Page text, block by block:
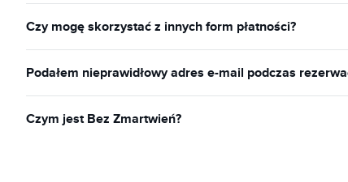
Czy mogę skorzystać z innych form płatności?
Podałem nieprawidłowy adres e-mail podczas
Czym jest Bez Zmartwień?